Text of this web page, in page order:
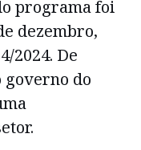
programa foi
dezembro,
2024. De
governo do